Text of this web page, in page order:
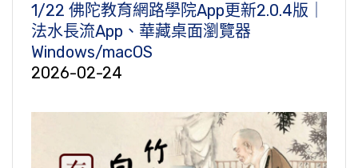
1/22 佛陀教育網路學院App更新2.0.4版｜
法水長流App、華藏桌面瀏覽器
Windows/macOS
2026-02-24